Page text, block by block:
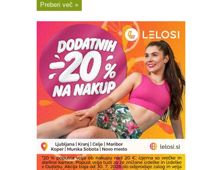
Preberi več »